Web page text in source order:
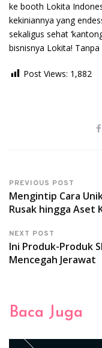
ke booth Lokita
kekiniannya yang
sekaligus sehat
bisnisnya Lokita!
Post Views: 1,882
PREVIOUS POST
Mengintip Cara
Rusak hingga Aset
NEXT POST
Ini Produk-Produk
Mencegah Jerawat
Baca Juga